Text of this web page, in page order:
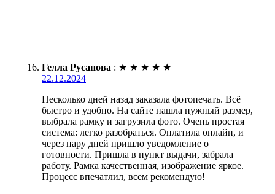
Гелла Русанова : ★ ★ ★ ★ ★
22.12.2024
Несколько дней назад заказала фотопечать. Всё
быстро и удобно. На сайте нашла нужный размер,
выбрала рамку и загрузила фото. Очень простая
система: легко разобраться. Оплатила онлайн, и
через пару дней пришло уведомление о
готовности. Пришла в пункт выдачи, забрала
работу. Рамка качественная, изображение яркое.
Процесс впечатлил, всем рекомендую!